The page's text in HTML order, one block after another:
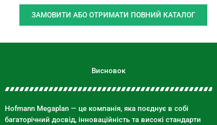
ЗАМОВИТИ АБО ОТРИМАТИ ПОВНИЙ КАТАЛОГ
Висновок
Hofmann Megaplan — це компанія, яка поєднує в собі
багаторічний досвід, інноваційність та високі стандарти